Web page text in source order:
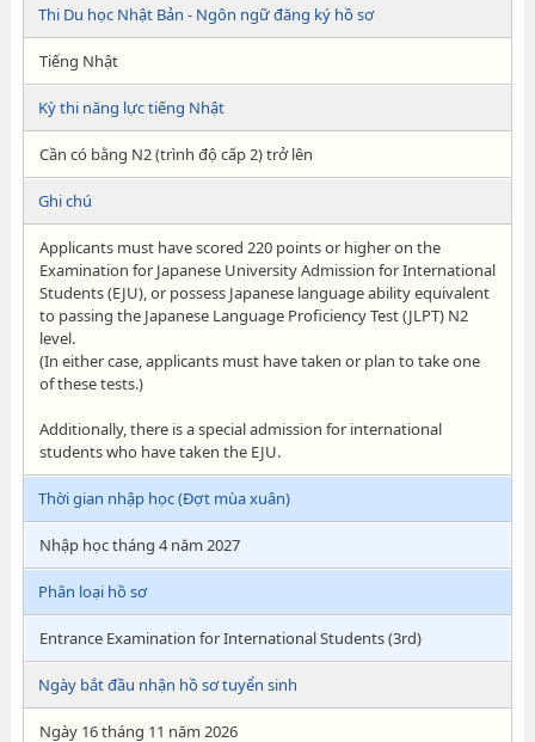
Thi Du học Nhật Bản - Ngôn ngữ đăng ký hồ sơ
Tiếng Nhật
Kỳ thi năng lực tiếng Nhật
Cần có bằng N2 (trình độ cấp 2) trở lên
Ghi chú
Applicants must have scored 220 points or higher on the
Examination for Japanese University Admission for International
Students (EJU), or possess Japanese language ability equivalent
to passing the Japanese Language Proficiency Test (JLPT) N2
level.
(In either case, applicants must have taken or plan to take one
of these tests.)
Additionally, there is a special admission for international
students who have taken the EJU.
Thời gian nhập học (Đợt mùa xuân)
Nhập học tháng 4 năm 2027
Phân loại hồ sơ
Entrance Examination for International Students (3rd)
Ngày bắt đầu nhận hồ sơ tuyển sinh
Ngày 16 tháng 11 năm 2026